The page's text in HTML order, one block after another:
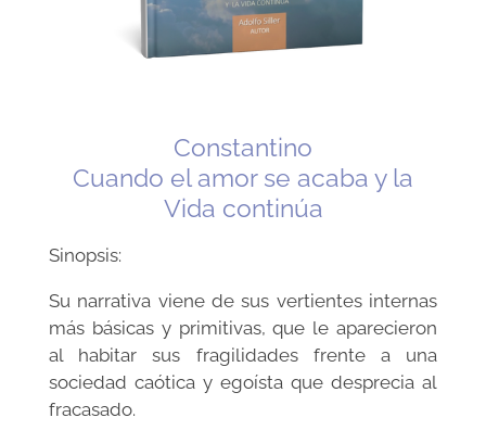
Constantino
Cuando el amor se acaba y la
Vida continúa
Sinopsis:
Su narrativa viene de sus vertientes internas
más básicas y primitivas, que le aparecieron
al habitar sus fragilidades frente a una
sociedad caótica y egoísta que desprecia al
fracasado.